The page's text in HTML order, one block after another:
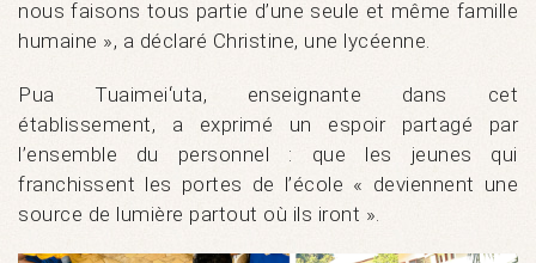
nous faisons tous partie d’une seule et même famille
humaine », a déclaré Christine, une lycéenne.
Pua Tuaimeiʻuta, enseignante dans cet
établissement, a exprimé un espoir partagé par
l’ensemble du personnel : que les jeunes qui
franchissent les portes de l’école « deviennent une
source de lumière partout où ils iront ».